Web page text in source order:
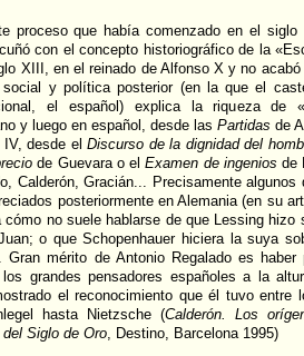
proceso que había comenzado en el
con el concepto historiográfico de la
XIII, en el reinado de Alfonso X y no
social y política posterior (en la que el
el español) explica la riqueza de
y luego en español, desde las Partidas de
IV, desde elDiscurso de la dignidad del
de Guevara o elExamen de ingenios de
Calderón, Gracián... Precisamente
posteriormente en Alemania (en su
cómo no suele hablarse de que Lessing hizo
o que Schopenhauer hiciera la suya
Gran mérito de Antonio Regalado es
grandes pensadores españoles a la
el reconocimiento que él tuvo entre
hasta Nietzsche (Calderón. Los
Siglo de Oro, Destino, Barcelona 1995)